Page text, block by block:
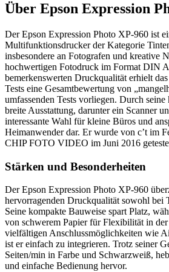
Über Epson Expression
Der Epson Expression Photo XP-960 ist
Multifunktionsdrucker der Kategorie
insbesondere an Fotografen und kreative
hochwertigen Fotodruck im Format DIN
bemerkenswerten Druckqualität erhielt
Tests eine Gesamtbewertung von
umfassenden Tests vorliegen. Durch
breite Ausstattung, darunter ein Scanner
interessante Wahl für kleine Büros und
Heimanwender dar. Er wurde von c’t im
CHIP FOTO VIDEO im Juni 2016
Stärken und Besonderheiten
Der Epson Expression Photo XP-960
hervorragenden Druckqualität sowohl bei
Seine kompakte Bauweise spart Platz,
von schwerem Papier für Flexibilität in
vielfältigen Anschlussmöglichkeiten wie
ist er einfach zu integrieren. Trotz seiner
Seiten/min in Farbe und Schwarzweiß,
und einfache Bedienung hervor.